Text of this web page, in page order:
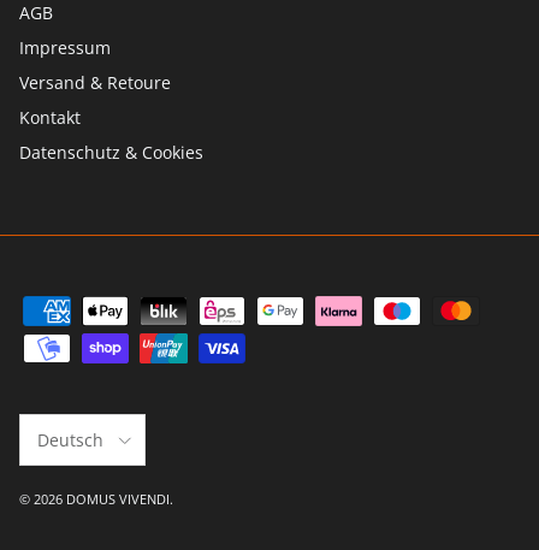
AGB
Impressum
Versand & Retoure
Kontakt
Datenschutz & Cookies
Deutsch
© 2026 DOMUS VIVENDI.